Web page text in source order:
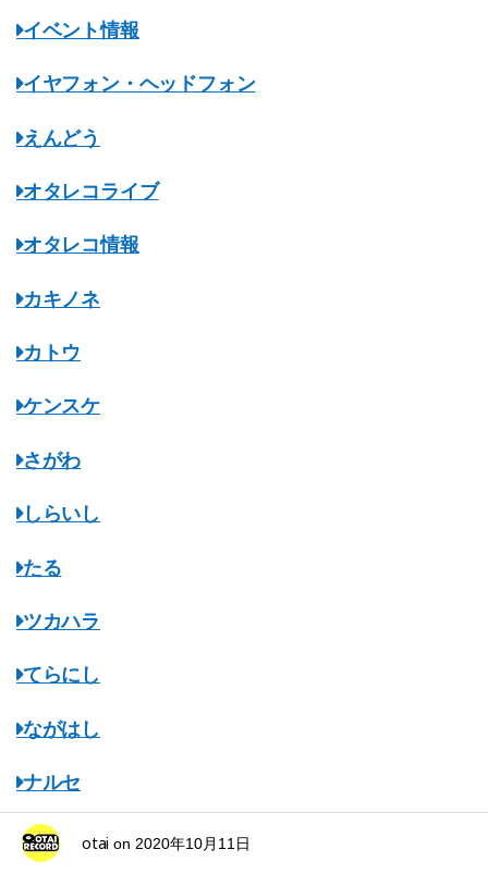
イベント情報
イヤフォン・ヘッドフォン
えんどう
オタレコライブ
オタレコ情報
カキノネ
カトウ
ケンスケ
さがわ
しらいし
たる
ツカハラ
てらにし
ながはし
ナルセ
マスコミ掲載情報
otai on 2020年10月11日